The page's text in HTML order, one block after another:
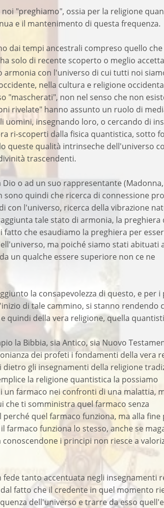
"preghiamo", ossia per la religione
e il mantenimento di questa frequenza.
dai tempi ancestrali compreso quello che
solo di recente scoperto o meglio
armonia con l'universo di cui tutti noi
nella cultura e religione
"mascherati", non nel senso che non
rivelate" hanno assunto un ruolo di
uomini, insegnando loro, o cercando di
ri-scoperti dalla fisica quantistica, sotto
queste qualità intrinseche dell'universo
trascendenti.
o ad un suo rappresentante
quindi che ricerca di connessione
con l'universo, ricerca della vibrazione
tale stato di armonia, la preghiera
fatto che esaudiamo la preghiera per
ma poiché siamo stati abituati
un qualche essere superiore non ce ne
la consapevolezza di questo, e per i
di tale cammino, si stanno rendendo
quindi della vera religione, quella
la Bibbia, sia Antico, sia Nuovo
dei profeti i fondamenti della vera
gli insegnamenti della religione
la religione quantistica la possiamo
un farmaco nei confronti di una malattia,
che ti somministra quel farmaco senza
quel farmaco funziona, ma alla fine
farmaco funziona lo stesso, anche se
i principi non riesce a
fede tanto accentuata negli insegnamenti
fatto che il credente in quel momento
dell'universo e trarre da esso